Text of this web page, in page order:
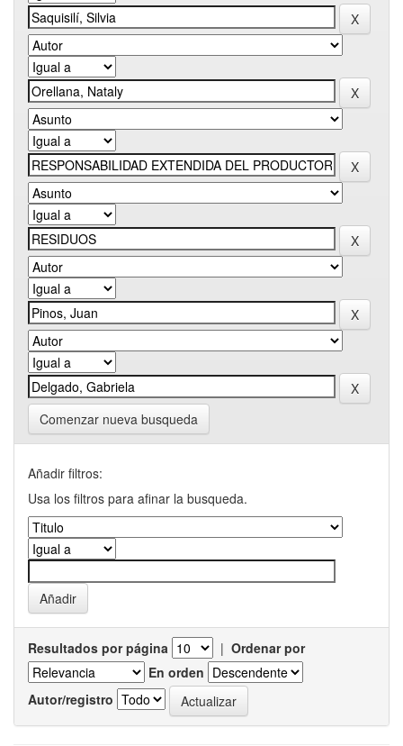
Comenzar nueva busqueda
Añadir filtros:
Usa los filtros para afinar la busqueda.
Resultados por página | Ordenar por
En orden
Autor/registro